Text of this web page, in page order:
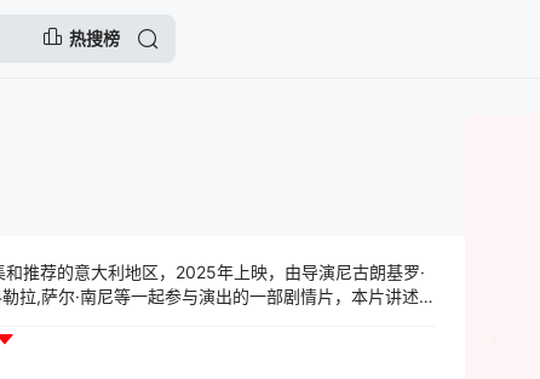
热搜榜
推荐的意大利地区，2025年上映，由导演尼古朗基罗·
拉,萨尔·南尼等一起参与演出的一部剧情片，本片讲述